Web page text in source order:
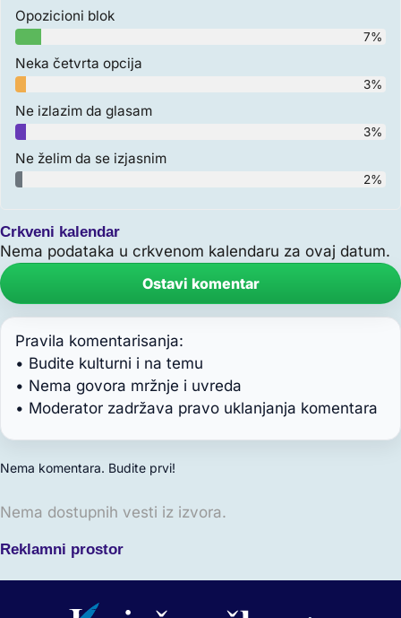
Opozicioni blok
7%
Neka četvrta opcija
3%
Ne izlazim da glasam
3%
Ne želim da se izjasnim
2%
Crkveni kalendar
Nema podataka u crkvenom kalendaru za ovaj datum.
Ostavi komentar
Pravila komentarisanja:
• Budite kulturni i na temu
• Nema govora mržnje i uvreda
• Moderator zadržava pravo uklanjanja komentara
Nema komentara. Budite prvi!
Nema dostupnih vesti iz izvora.
Reklamni prostor